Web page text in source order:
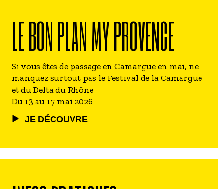
LE BON PLAN MY PROVENCE
Si vous êtes de passage en Camargue en mai, ne
manquez surtout pas le Festival de la Camargue
et du Delta du Rhône
Du 13 au 17 mai 2026
JE DÉCOUVRE